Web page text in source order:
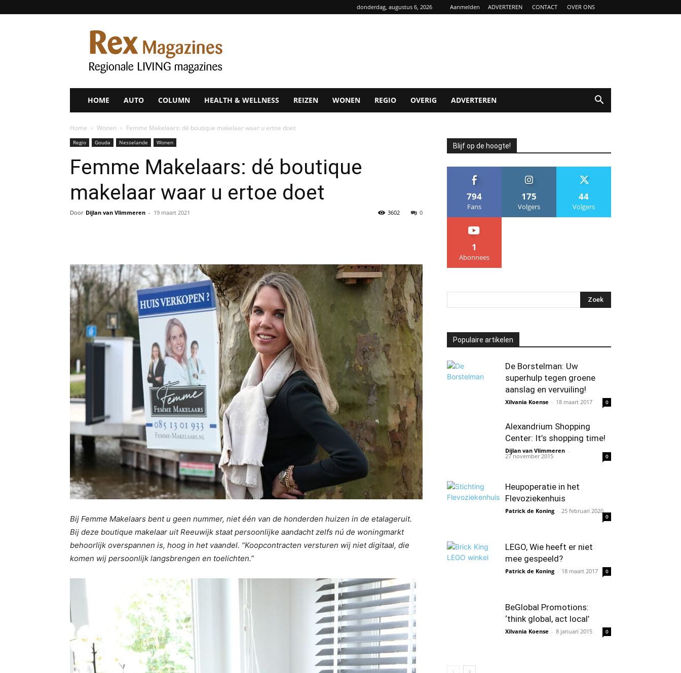
donderdag, augustus 6, 2026 Aanmelden ADVERTEREN CONTACT OVER ONS
Rex
Magazines
HOME AUTO COLUMN HEALTH & WELLNESS REIZEN WONEN REGIO OVERIG ADVERTEREN
Home Wonen Femme Makelaars: dé boutique makelaar waar u ertoe doet
Regio Gouda Nesselande Wonen
Femme Makelaars: dé boutique
makelaar waar u ertoe doet
Door Dijlan van Vlimmeren - 19 maart 2021 0
3602
Bij Femme Makelaars bent u geen nummer, niet één van de honderden huizen in de etalageruit.
Bij deze boutique makelaar uit Reeuwijk staat persoonlijke aandacht zelfs nú de woningmarkt
behoorlijk overspannen is, hoog in het vaandel. “Koopcontracten versturen wij niet digitaal, die
komen wij persoonlijk langsbrengen en toelichten.”
Blijf op de hoogte!
794
Fans
175
Volgers
44
Volgers
1
Abonnees
Populaire artikelen
De Borstelman: Uw
superhulp tegen groene
aanslag en vervuiling!
Xilvania Koense - 18 maart 2017 0
Alexandrium Shopping
Center: It’s shopping time!
Dijlan van Vlimmeren -
27 november 2015 0
Heupoperatie in het
Flevoziekenhuis
Patrick de Koning - 25 februari 2020
0
LEGO, Wie heeft er niet
mee gespeeld?
Patrick de Koning - 18 maart 2017 0
BeGlobal Promotions:
‘think global, act local’
Xilvania Koense - 8 januari 2015 0